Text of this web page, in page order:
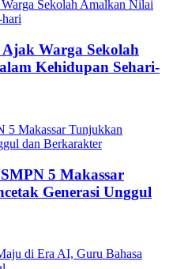
Warga Sekolah
Kehidupan Sehari-
5 Makassar
Generasi Unggul